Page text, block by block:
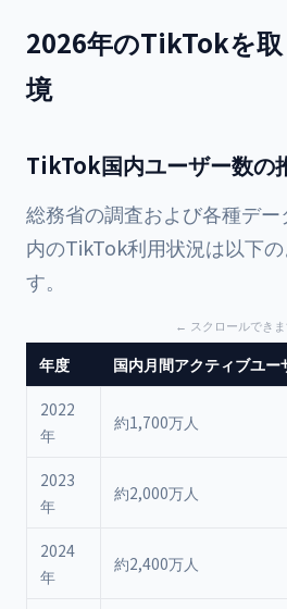
2026年のTikTokを
境
TikTok国内ユーザー数の
総務省の調査および各種デ
内のTikTok利用状況は以下
す。
年度 国内月間アクティブユー
2022
年
約1,700万人
2023
年
約2,000万人
2024
年
約2,400万人